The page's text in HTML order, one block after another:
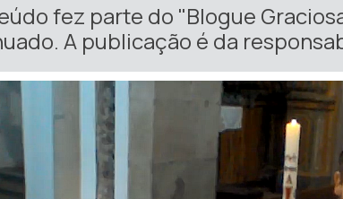
fez parte do "Blogue
A publicação é da